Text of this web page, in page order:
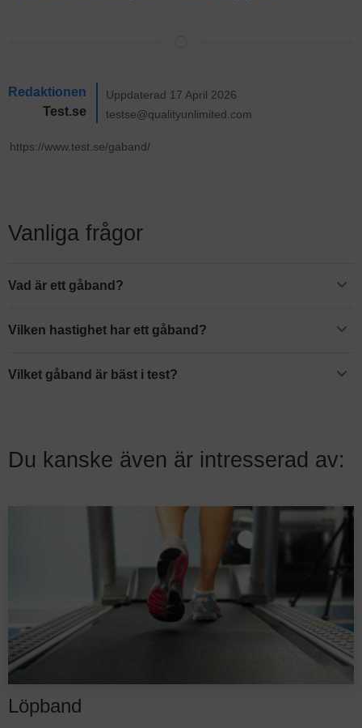
Redaktionen
Test.se
Uppdaterad 17 April 2026
testse@qualityunlimited.com
Vanliga frågor
Vad är ett gåband?
mekaniskt rullande band som du promenerar på. Det är ett bra sätt
att ta en inomhuspromend på.
Vilken hastighet har ett gåband?
Vilket gåband är bäst i test?
Du kanske även är intresserad av:
Löpband